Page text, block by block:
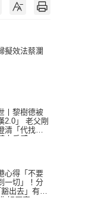
擬效法蔡瀾
丨黎樹德被
2.0」 老父剛
清「代找卡
人反感
心得「不要
一切」！分
出去」有著
好厲害